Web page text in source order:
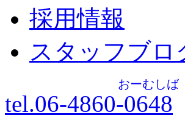
採用情報
スタッフブロ
tel.06-4860-0648
おーむしば